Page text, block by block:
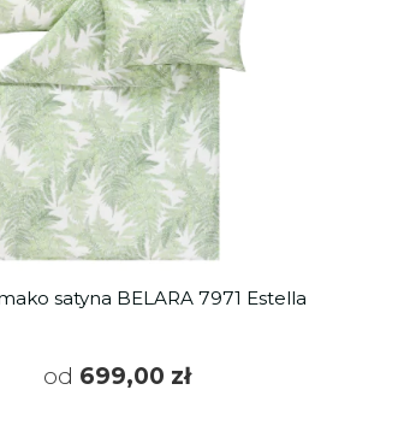
satyna BELARA 7971 Estella
od 699,00 zł